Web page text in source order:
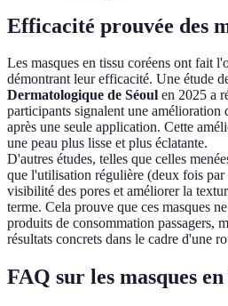
Efficacité prouvée des
Les masques en tissu coréens ont fait
démontrant leur efficacité. Une étude
Dermatologique de Séoul en 2025 a
participants signalent une amélioration
après une seule application. Cette
une peau plus lisse et plus éclatante.
D'autres études, telles que celles
que l'utilisation régulière (deux fois par
visibilité des pores et améliorer la
terme. Cela prouve que ces masques
produits de consommation passagers,
résultats concrets dans le cadre d'une
FAQ sur les masques